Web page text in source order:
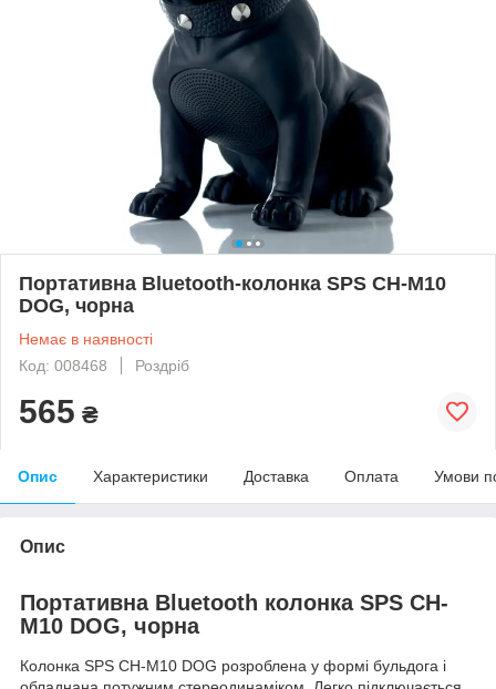
Портативна Bluetooth-колонка SPS CH-M10
DOG, чорна
Немає в наявності
Код: 008468
Роздріб
565 ₴
Опис Характеристики Доставка Оплата Умови
Опис
Портативна Bluetooth колонка SPS CH-
M10 DOG, чорна
Колонка SPS CH-M10 DOG розроблена у формі бульдога і